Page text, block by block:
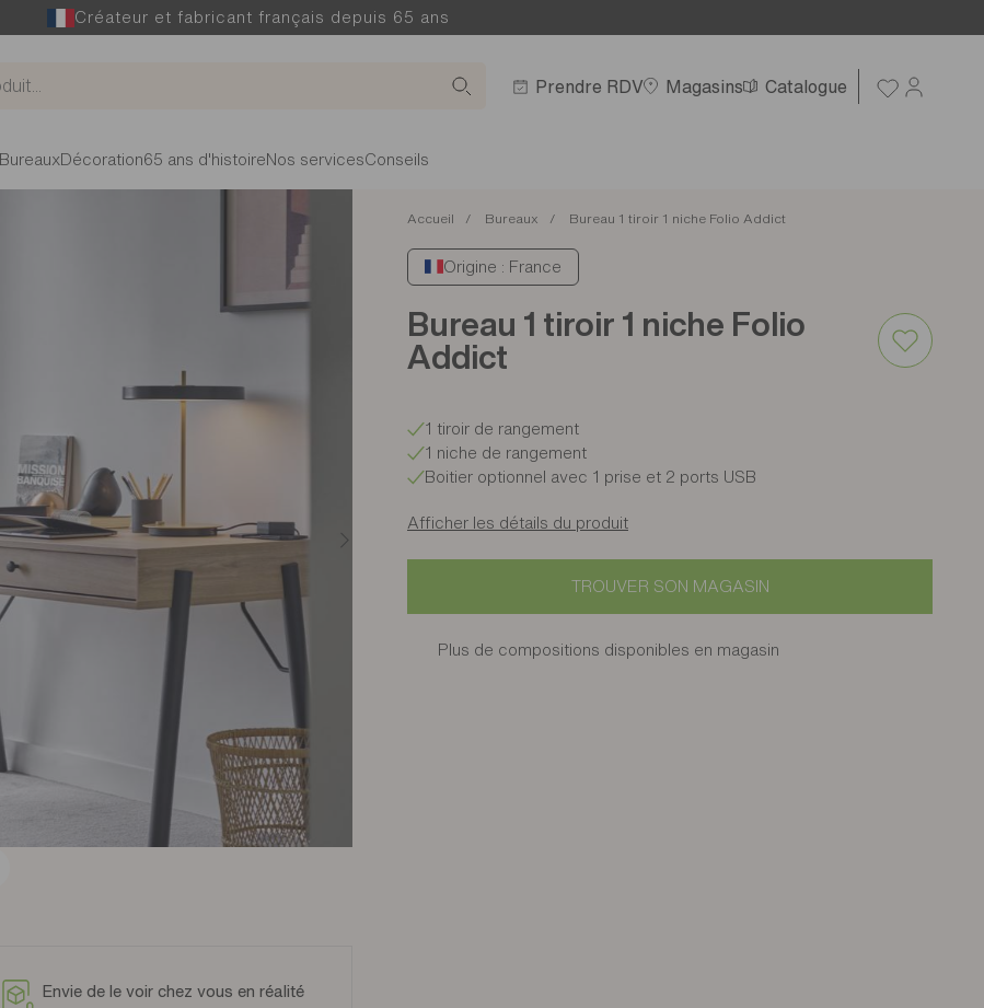
Créateur et fabricant français depuis 65 ans
Prendre RDV Magasins Catalogue
Bureaux Décoration65 ans d'histoire Nos servicesConseils
Envie de le voir chez vous en réalité
Accueil Bureaux Bureau 1 tiroir 1 niche Folio Addict
Origine : France
Bureau 1 tiroir 1 niche Folio
Addict
1 tiroir de rangement
1 niche de rangement
Boitier optionnel avec 1 prise et 2 ports USB
Afficher les détails du produit
TROUVER SON MAGASIN
Plus de compositions disponibles en magasin